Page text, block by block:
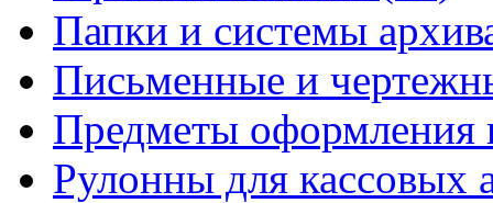
Папки и системы
Письменные и
Предметы оформления
Рулонны для кассовых